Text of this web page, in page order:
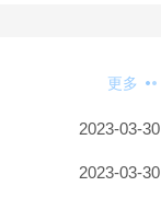
更多
2023-03-30
2023-03-30